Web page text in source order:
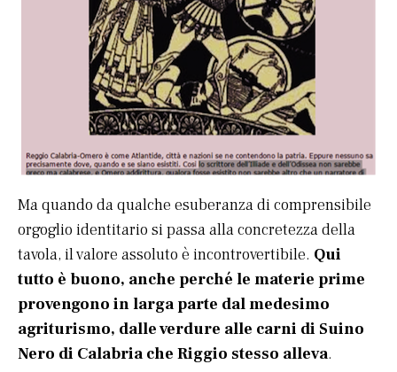
Ma quando da qualche esuberanza di comprensibile
orgoglio identitario si passa alla concretezza della
tavola, il valore assoluto è incontrovertibile. Qui
tutto è buono, anche perché le materie prime
provengono in larga parte dal medesimo
agriturismo, dalle verdure alle carni di Suino
Nero di Calabria che Riggio stesso alleva.